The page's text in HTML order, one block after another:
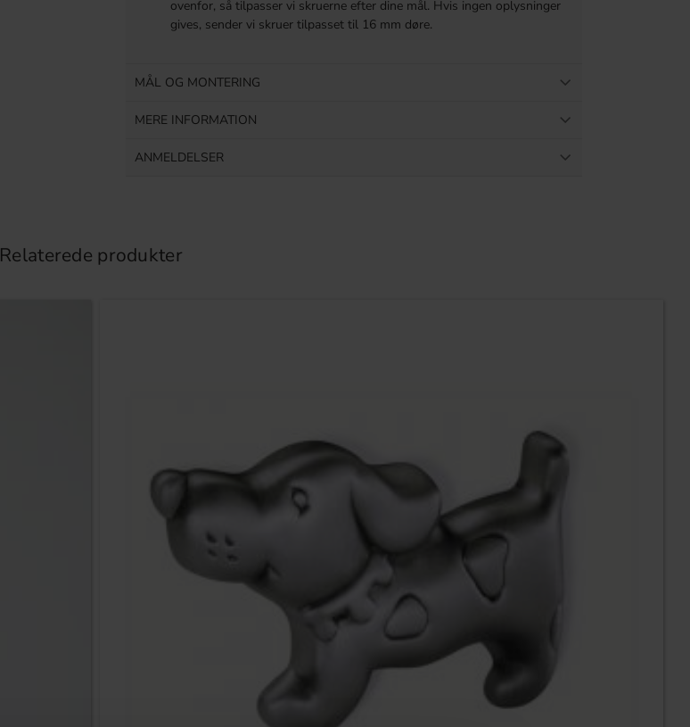
ovenfor, så tilpasser vi skruerne efter dine mål. Hvis ingen oplysninger
gives, sender vi skruer tilpasset til 16 mm døre.
MÅL OG MONTERING
MERE INFORMATION
ANMELDELSER
Relaterede produkter